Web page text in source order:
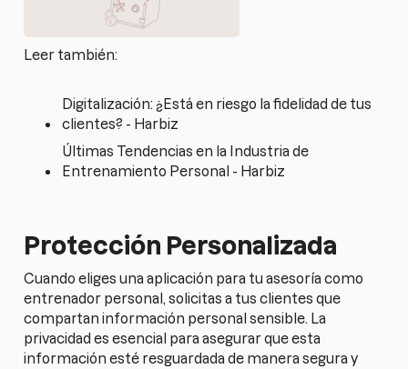
Leer también:
Digitalización: ¿Está en riesgo la fidelidad de tus
clientes? - Harbiz
Últimas Tendencias en la Industria de
Entrenamiento Personal - Harbiz
Protección Personalizada
Cuando eliges una aplicación para tu asesoría como
entrenador personal, solicitas a tus clientes que
compartan información personal sensible. La
privacidad es esencial para asegurar que esta
información esté resguardada de manera segura y